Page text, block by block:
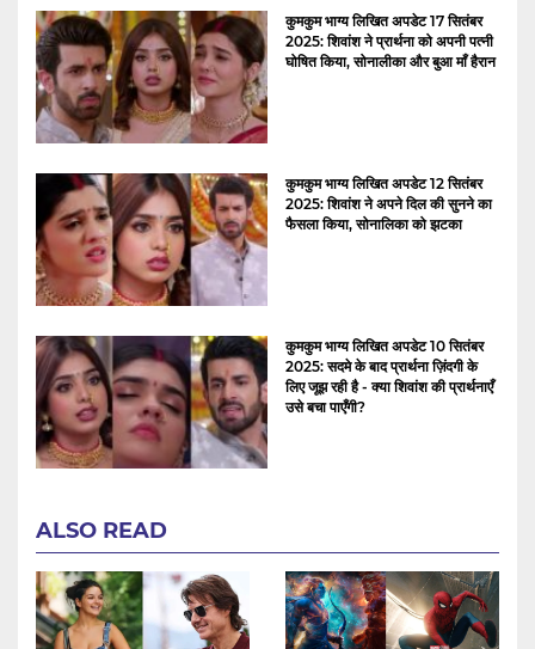
कुमकुम भाग्य लिखित अपडेट 17 सितंबर
2025: शिवांश ने प्रार्थना को अपनी पत्नी
घोषित किया, सोनालीका और बुआ माँ हैरान
कुमकुम भाग्य लिखित अपडेट 12 सितंबर
2025: शिवांश ने अपने दिल की सुनने का
फैसला किया, सोनालिका को झटका
कुमकुम भाग्य लिखित अपडेट 10 सितंबर
2025: सदमे के बाद प्रार्थना ज़िंदगी के
लिए जूझ रही है - क्या शिवांश की प्रार्थनाएँ
उसे बचा पाएँगी?
ALSO READ